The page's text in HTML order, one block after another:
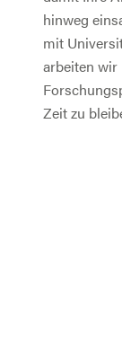
hinweg
mit
arbeiten wir
Zeit zu